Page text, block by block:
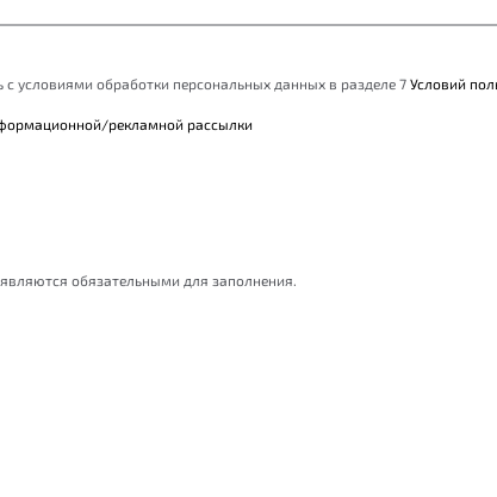
условиями обработки персональных данных в разделе 7 Условий
рекламной рассылки
обязательными для заполнения.